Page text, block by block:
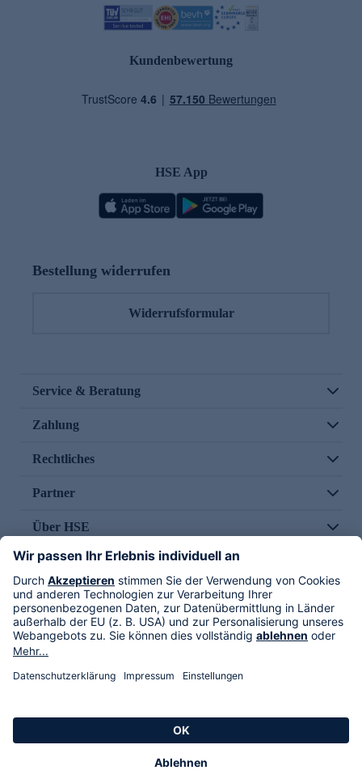
Kundenbewertung
HSE App
Bestellung widerrufen
Widerrufsformular
Service & Beratung
Zahlung
Rechtliches
Partner
Über HSE
Im TV
HSE International